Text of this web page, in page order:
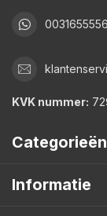
KVK nummer:
Categorieën
Informatie